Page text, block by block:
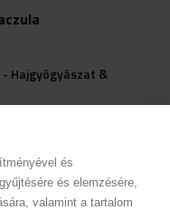
és
és elemzésére,
valamint a tartalom
Hajgyógyászat &